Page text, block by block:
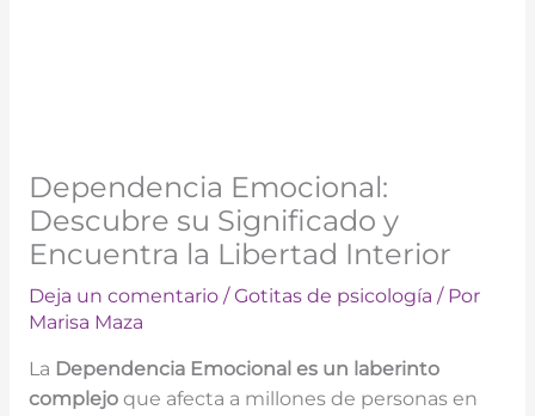
Dependencia Emocional:
Descubre su Significado y
Encuentra la Libertad Interior
Deja un comentario /Gotitas de psicología / Por
Marisa Maza
La Dependencia Emocional es un laberinto
complejoque afecta a millones de personas en